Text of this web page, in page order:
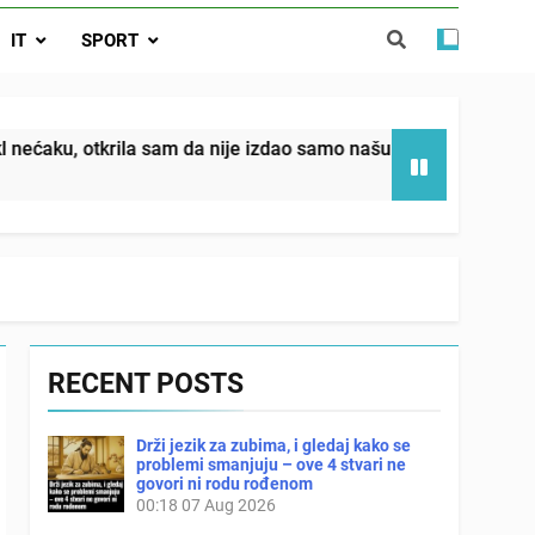
nije izdao samo našu kćer, nego je
sin već sutradan oženio ljubavnicom,
i da iza bolničkog stakla već čekaju
IT SPORT
sam da nije izdao samo našu kćer, nego je svojim
RECENT POSTS
Drži jezik za zubima, i gledaj kako se
problemi smanjuju – ove 4 stvari ne
govori ni rodu rođenom
00:18 07 Aug 2026